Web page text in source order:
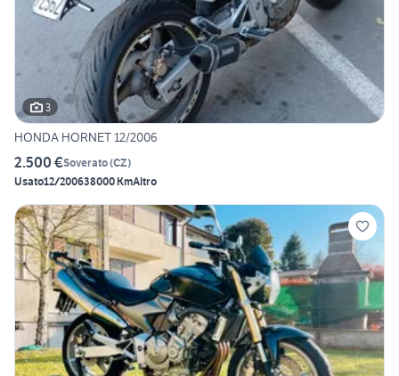
3
HONDA HORNET 12/2006
2.500 €Soverato(CZ)
Usato12/200638000 KmAltro